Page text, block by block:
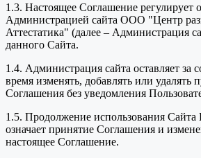
1.3. Настоящее Соглашение регулирует
Администрацией сайта ООО "Центр
Аттестатика" (далее – Администрация
данного Сайта.
1.4. Администрация сайта оставляет за
время изменять, добавлять или удалять
Соглашения без уведомления
1.5. Продолжение использования Сайта
означает принятие Соглашения и
настоящее Соглашение.